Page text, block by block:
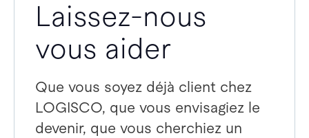
Laissez-nous
vous aider
Que vous soyez déjà client chez
LOGISCO, que vous envisagiez le
devenir, que vous cherchiez un